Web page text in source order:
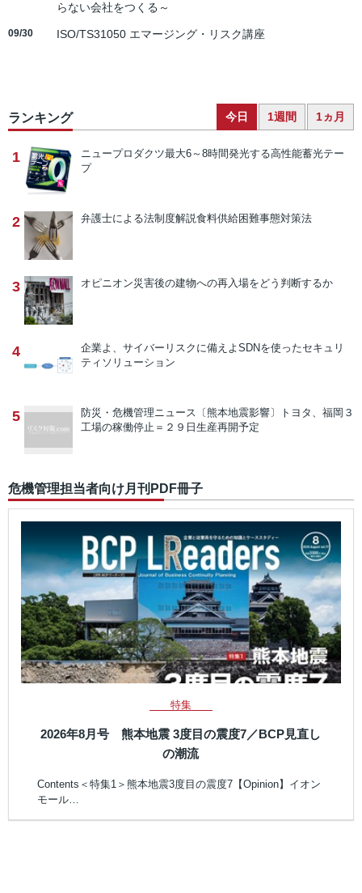
らない会社をつくる～
09/30 ISO/TS31050 エマージング・リスク講座
ランキング 今日 1週間 1ヵ月
1 ニュープロダクツ最大6～8時間発光する高性能蓄光テー
プ
2 弁護士による法制度解説食料供給困難事態対策法
3 オピニオン災害後の建物への再入場をどう判断するか
4 企業よ、サイバーリスクに備えよ SDNを使ったセキュリ
ティソリューション
5 防災・危機管理ニュース 〔熊本地震影響〕トヨタ、福岡３
工場の稼働停止＝２９日生産再開予定
危機管理担当者向け月刊PDF冊子
特集
2026年8月号 熊本地震 3度目の震度7／BCP見直し
の潮流
Contents＜特集1＞熊本地震3度目の震度7【Opinion】イオン
モール…